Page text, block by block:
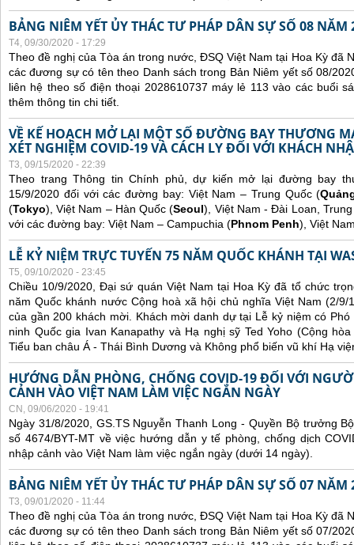
BẢNG NIÊM YẾT ỦY THÁC TƯ PHÁP DÂN SỰ SỐ 08 NĂM
T4, 09/30/2020 - 17:29
Theo đề nghị của Tòa án trong nước, ĐSQ Việt Nam tại Hoa Kỳ đã
các đương sự có tên theo Danh sách trong Bản Niêm yết số 08/
liên hệ theo số điện thoại 2028610737 máy lẻ 113 vào các buổi
thêm thông tin chi tiết.
VỀ KẾ HOẠCH MỞ LẠI MỘT SỐ ĐƯỜNG BAY THƯƠNG
XÉT NGHIỆM COVID-19 VÀ CÁCH LY ĐỐI VỚI KHÁCH
T3, 09/15/2020 - 22:39
Theo trang Thông tin Chính phủ, dự kiến mở lại đường bay
15/9/2020 đối với các đường bay: Việt Nam – Trung Quốc (
(Tokyo), Việt Nam – Hàn Quốc (Seoul), Việt Nam - Đài Loan,
với các đường bay: Việt Nam – Campuchia (Phnom Penh), Việt
LỄ KỶ NIỆM TRỰC TUYẾN 75 NĂM QUỐC KHÁNH TẠI
T5, 09/10/2020 - 23:45
Chiều 10/9/2020, Đại sứ quán Việt Nam tại Hoa Kỳ đã tổ chức
năm Quốc khánh nước Cộng hoà xã hội chủ nghĩa Việt Nam (2/
của gần 200 khách mời. Khách mời danh dự tại Lễ kỷ niệm có
ninh Quốc gia Ivan Kanapathy và Hạ nghị sỹ Ted Yoho (Cộng
Tiểu ban châu Á - Thái Bình Dương và Không phổ biến vũ khí Hạ
HƯỚNG DẪN PHÒNG, CHỐNG COVID-19 ĐỐI VỚI
CẢNH VÀO VIỆT NAM LÀM VIỆC NGẮN NGÀY
CN, 09/06/2020 - 19:41
Ngày 31/8/2020, GS.TS Nguyễn Thanh Long - Quyền Bộ trưởng
số 4674/BYT-MT về việc hướng dẫn y tế phòng, chống dịch
nhập cảnh vào Việt Nam làm việc ngắn ngày (dưới 14 ngày).
BẢNG NIÊM YẾT ỦY THÁC TƯ PHÁP DÂN SỰ SỐ 07 NĂM
T3, 09/01/2020 - 11:44
Theo đề nghị của Tòa án trong nước, ĐSQ Việt Nam tại Hoa Kỳ đã
các đương sự có tên theo Danh sách trong Bản Niêm yết số 07/